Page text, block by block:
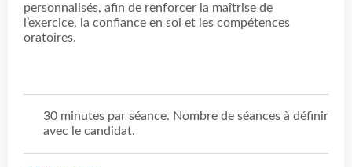
personnalisés, afin de renforcer la maîtrise de
l’exercice, la confiance en soi et les compétences
oratoires.
30 minutes par séance. Nombre de séances à définir
avec le candidat.